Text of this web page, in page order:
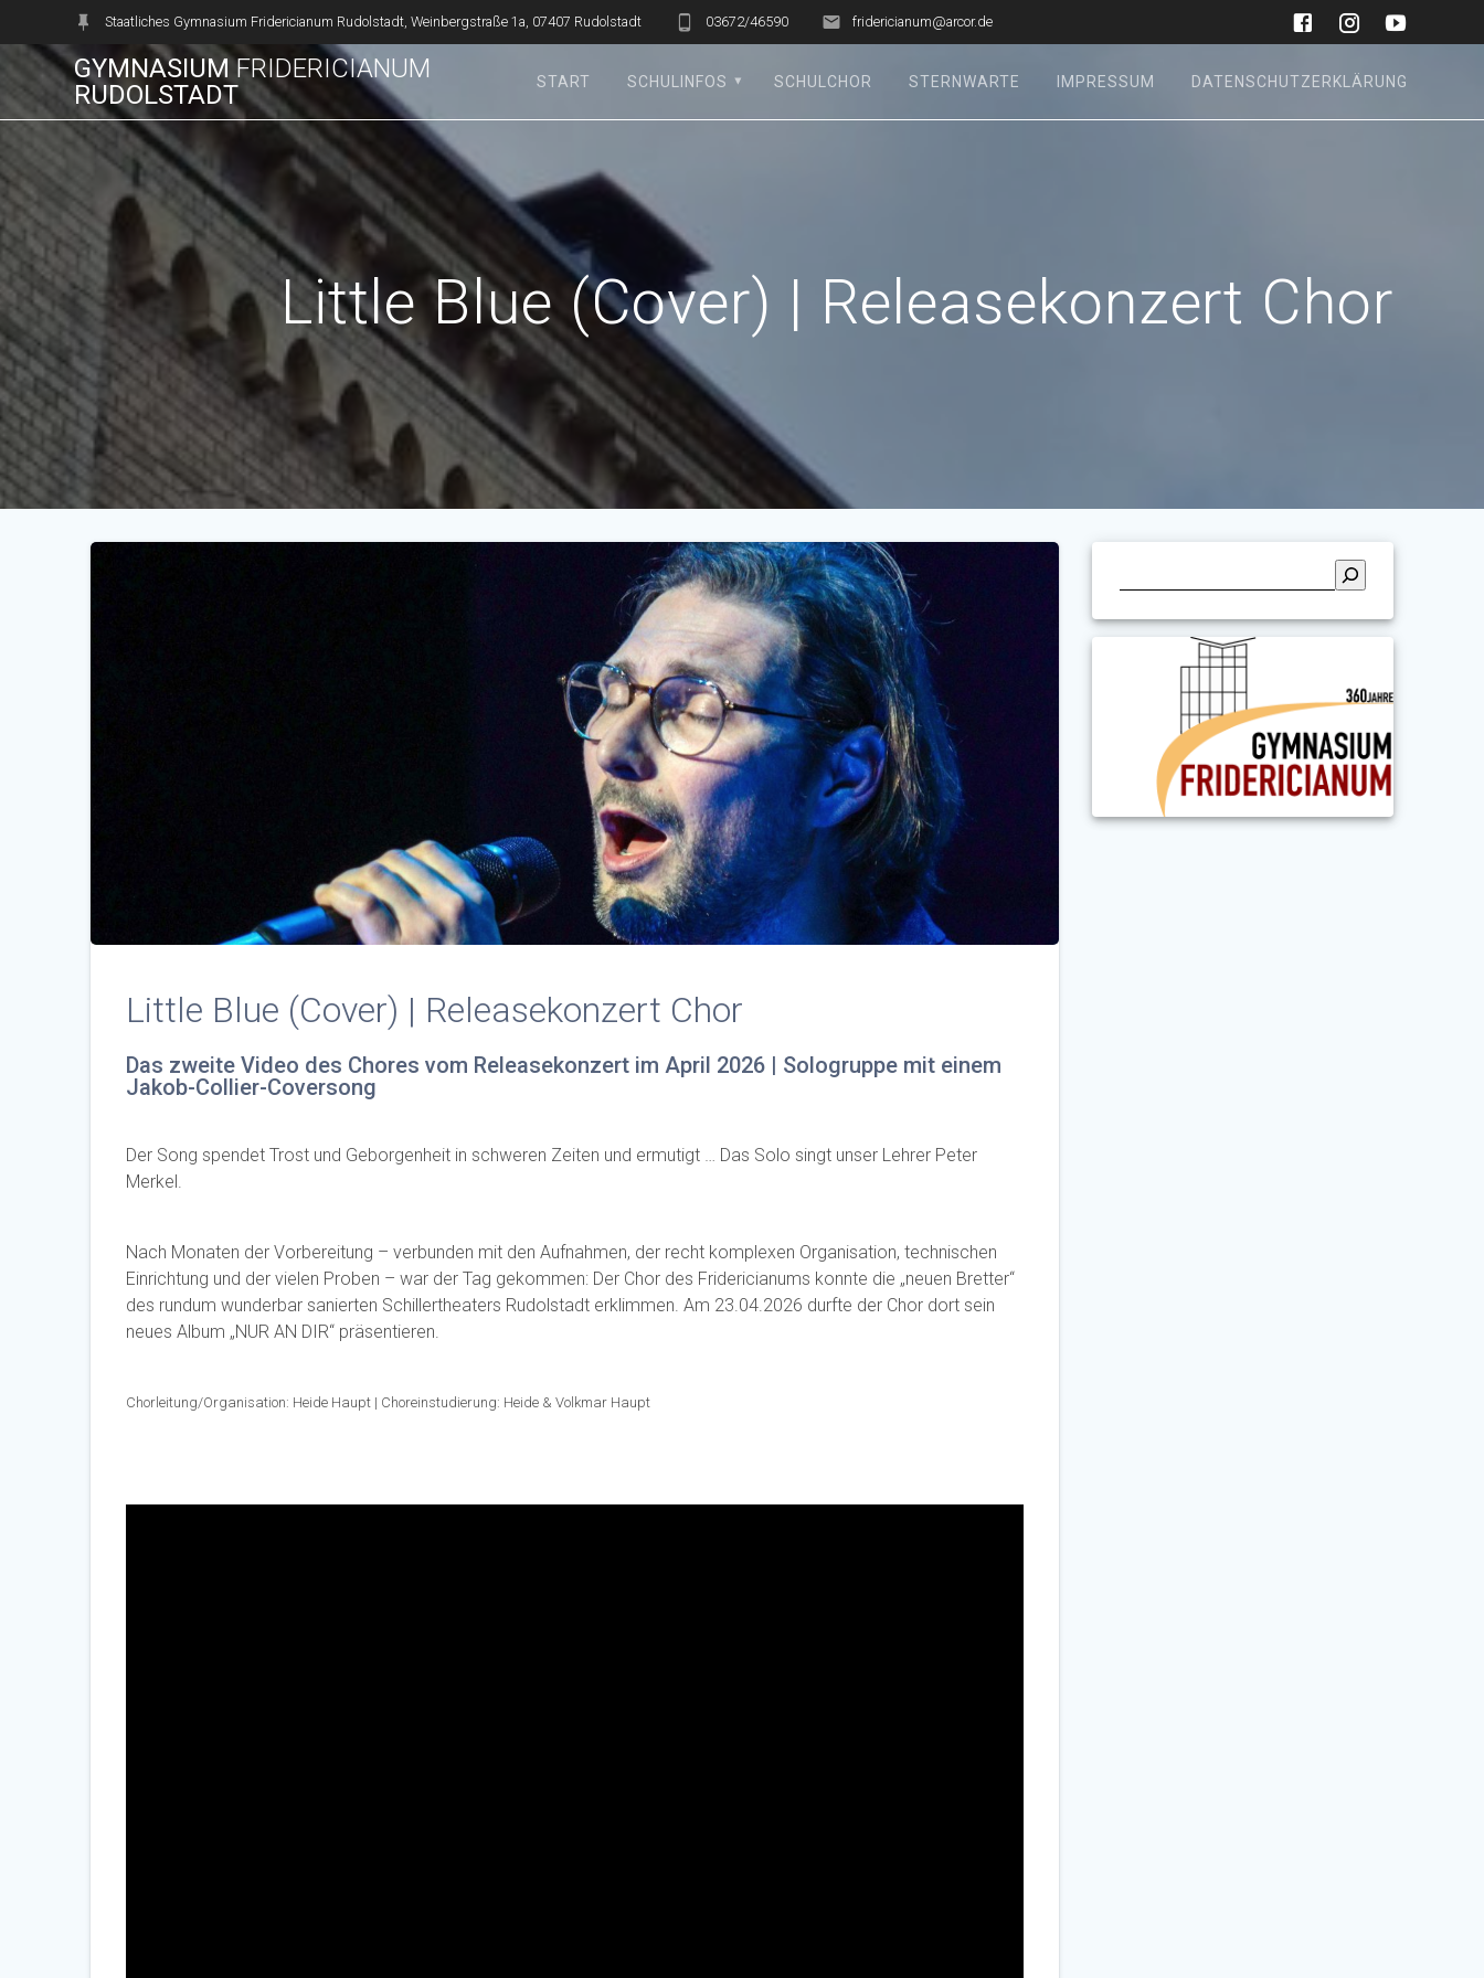
springen
Staatliches Gymnasium Fridericianum Rudolstadt, Weinbergstraße 1a, 07407 Rudolstadt 03672/46590 fridericianum@arcor.de
GYMNASIUM FRIDERICIANUM
RUDOLSTADT
START SCHULINFOS SCHULCHOR STERNWARTE IMPRESSUM DATENSCHUTZERKLÄRUNG
Little Blue (Cover) | Releasekonzert Chor
Little Blue (Cover) | Releasekonzert Chor
Das zweite Video des Chores vom Releasekonzert im April 2026 | Sologruppe mit einem
Jakob-Collier-Coversong
Der Song spendet Trost und Geborgenheit in schweren Zeiten und ermutigt … Das Solo singt unser Lehrer Peter
Merkel.
Nach Monaten der Vorbereitung – verbunden mit den Aufnahmen, der recht komplexen Organisation, technischen
Einrichtung und der vielen Proben – war der Tag gekommen: Der Chor des Fridericianums konnte die „neuen Bretter“
des rundum wunderbar sanierten Schillertheaters Rudolstadt erklimmen. Am 23.04.2026 durfte der Chor dort sein
neues Album „NUR AN DIR“ präsentieren.
Chorleitung/Organisation: Heide Haupt | Choreinstudierung: Heide & Volkmar Haupt